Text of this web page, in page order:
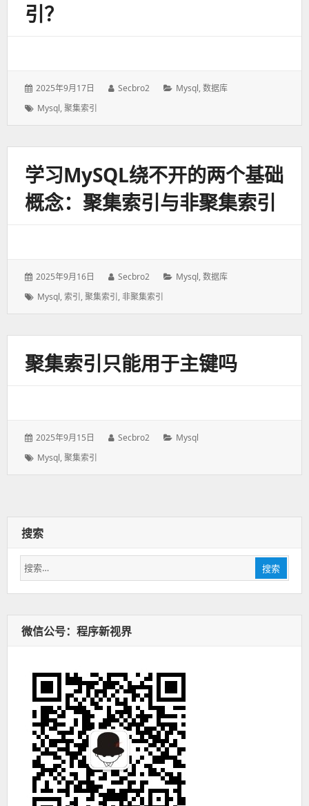
引？
发
于：
2025年9月17日
作
Secbro2
分
Mysql,数据库
标
Mysql,聚集索引
学习MySQL绕不开的两个基础
概念：聚集索引与非聚集索引
发
于：
2025年9月16日
作
者：
Secbro2
分
Mysql,数据库
标
Mysql,索引,聚集索引,非聚集索引
聚集索引只能用于主键吗
发
于：
2025年9月15日
作
Secbro2
分
Mysql
标
Mysql,聚集索引
搜索
搜
索：
搜索
微信公号：程序新视界